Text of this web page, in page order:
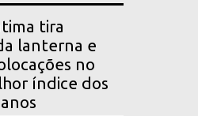
tira
lanterna e
no
índice dos